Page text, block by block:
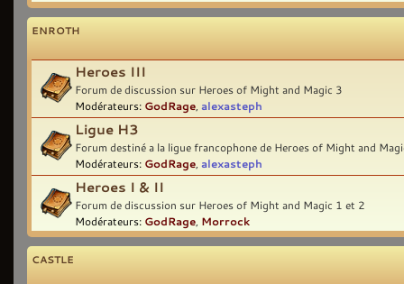
ENROTH
Heroes III
Forum de discussion sur Heroes of Might and Magic 3
Modérateurs: GodRage alexasteph
Ligue H3
Forum destiné a la ligue francophone de Heroes of Might and
Modérateurs: GodRage alexasteph
Heroes I & II
Forum de discussion sur Heroes of Might and Magic 1 et 2
Modérateurs: GodRage Morrock
CASTLE